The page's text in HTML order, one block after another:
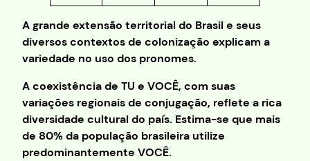
A grande extensão territorial do Brasil e seus
diversos contextos de colonização explicam a
variedade no uso dos pronomes.
A coexistência de TU e VOCÊ, com suas
variações regionais de conjugação, reflete a rica
diversidade cultural do país. Estima-se que mais
de 80% da população brasileira utilize
predominantemente VOCÊ.